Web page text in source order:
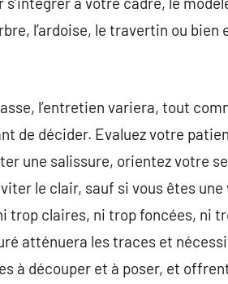
l’ardoise, le travertin ou bien
l’entretien variera, tout
de décider. Evaluez votre
une salissure, orientez votre
le clair, sauf si vous êtes une
trop claires, ni trop foncées, ni
atténuera les traces et
à découper et à poser, et